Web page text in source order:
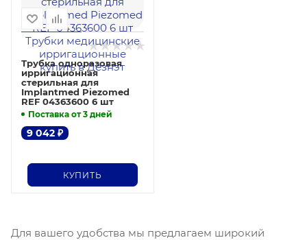
Трубка одноразовая
ирригационная
стерильная для
Implantmed Piezomed
REF 04363600 6 шт
Поставка от 3 дней
9 042 ₽
КУПИТЬ
Для вашего удобства мы предлагаем широкий